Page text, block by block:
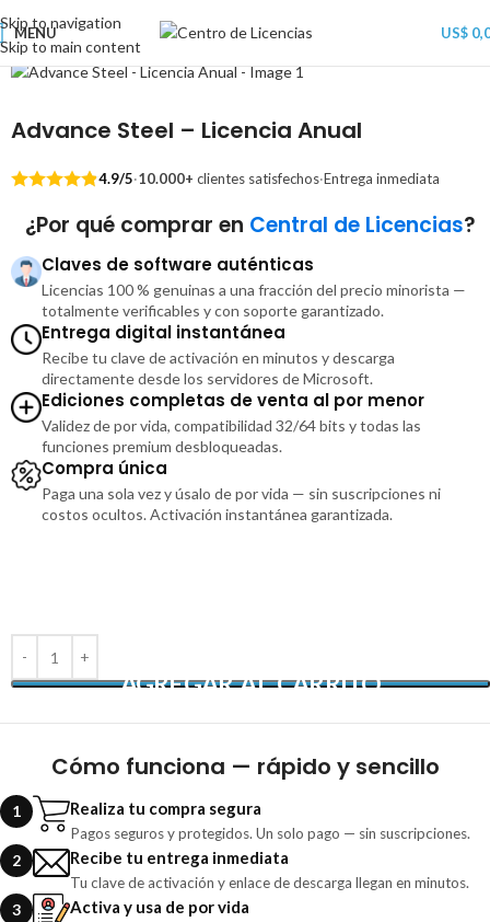
Skip to navigation
Skip to main content
MENU US$
Advance Steel – Licencia Anual
4.9/5·10.000+ clientes satisfechos·Entrega inmediata
¿Por qué comprar en Central de Licencias?
Claves de software auténticas
Licencias 100 % genuinas a una fracción del precio minorista —
totalmente verificables y con soporte garantizado.
Entrega digital instantánea
Recibe tu clave de activación en minutos y descarga
directamente desde los servidores de Microsoft.
Ediciones completas de venta al por menor
Validez de por vida, compatibilidad 32/64 bits y todas las
funciones premium desbloqueadas.
Compra única
Paga una sola vez y úsalo de por vida — sin suscripciones ni
costos ocultos. Activación instantánea garantizada.
AGREGAR AL CARRITO
Cómo funciona — rápido y sencillo
1 Realiza tu compra segura
Pagos seguros y protegidos. Un solo pago — sin suscripciones.
2 Recibe tu entrega inmediata
Tu clave de activación y enlace de descarga llegan en minutos.
3 Activa y usa de por vida